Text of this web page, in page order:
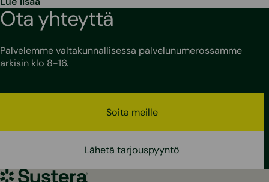
Ota yhteyttä
Palvelemme valtakunnallisessa palvelunumerossamme
arkisin klo 8-16.
Soita meille
Lähetä tarjouspyyntö
Sustera